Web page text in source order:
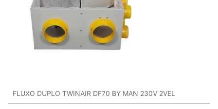
FLUXO DUPLO TWINAIR DF70 BY MAN 230V 2VEL